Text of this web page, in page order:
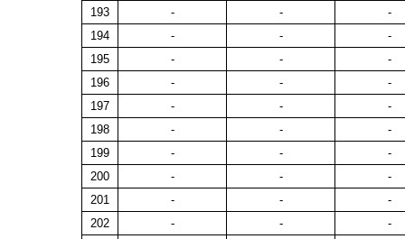
193
- -
-
194
- -
-
195
- -
-
196
- -
-
197
- -
-
198
- -
-
199
- -
-
200
- -
-
201
- -
-
202
- -
-